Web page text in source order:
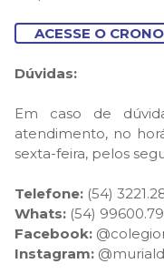
ACESSE O
Dúvidas:
Em caso de
atendimento, no
sexta-feira, pelos
Telefone: (54)
Whats: (54)
Facebook:
Instagram: